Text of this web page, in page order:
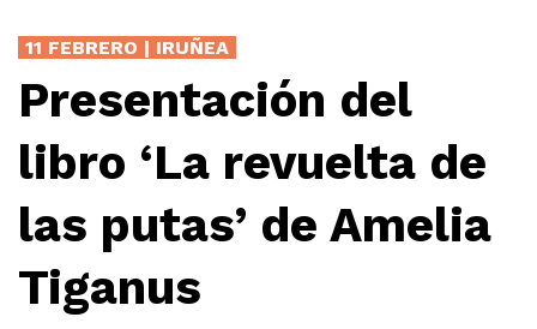
11 FEBRERO | IRUÑEA
Presentación del
libro ‘La revuelta de
las putas’ de Amelia
Tiganus